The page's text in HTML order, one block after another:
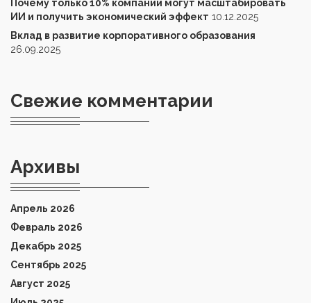
Почему только 10% компаний могут масштабировать
ИИ и получить экономический эффект 10.12.2025
Вклад в развитие корпоративного образования
26.09.2025
Свежие комментарии
Архивы
Апрель 2026
Февраль 2026
Декабрь 2025
Сентябрь 2025
Август 2025